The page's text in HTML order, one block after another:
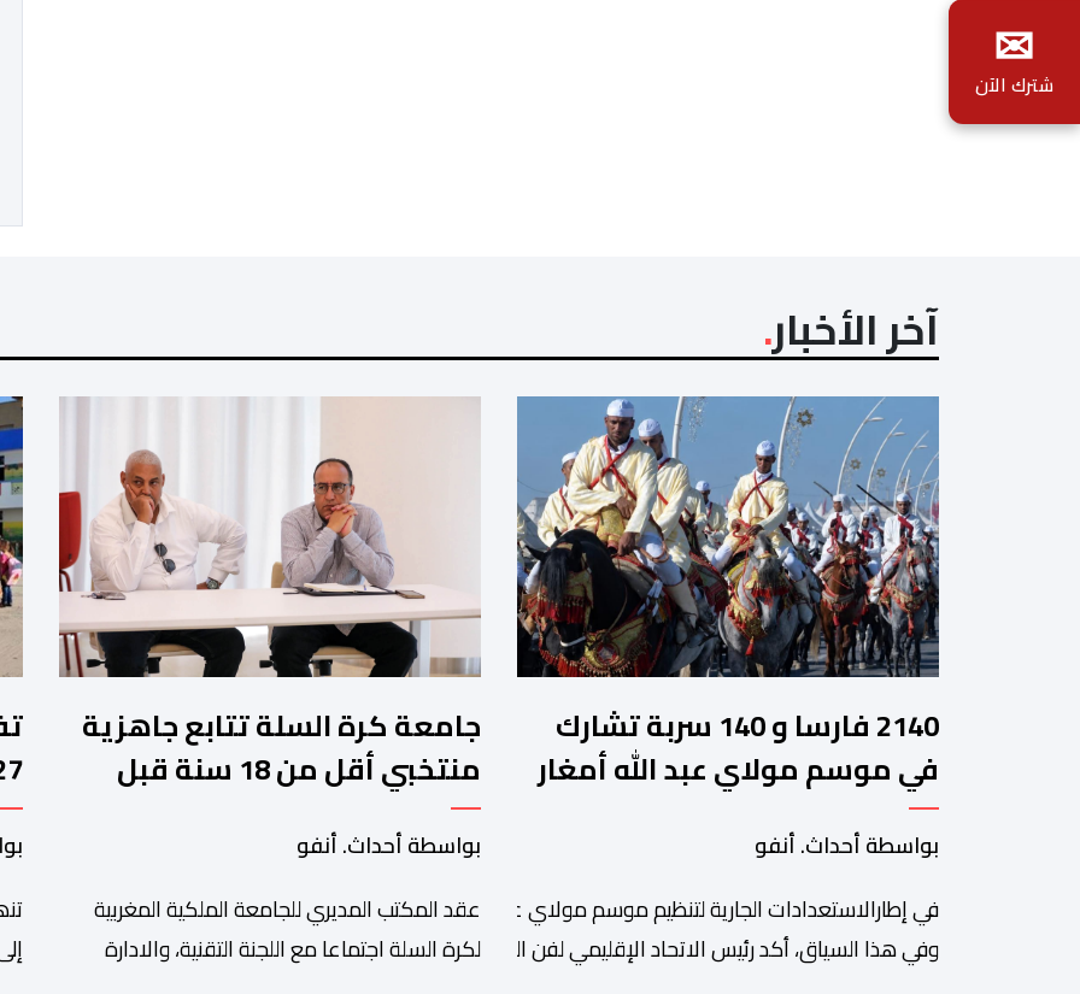
آخر الأخبار
2140 فارسا و 140 سربة تشارك
في موسم مولاي عبد الله أمغار
بواسطة أحداث. أنفو
في إطارالاستعدادات الجارية لتنظيم موسم مولاي عبد الله أمغار،تواصلت عملية إحصاء السربات المشاركة في
وفي هذا السياق، أكد رئيس الاتحاد الإقليمي لفن التبوريدة،
جامعة كرة السلة تتابع جاهزية
منتخبي أقل من 18 سنة قبل
كأس إفريقيا
بواسطة أحداث. أنفو
عقد المكتب المديري للجامعة الملكية المغربية
لكرة السلة اجتماعا مع اللجنة التقنية، والادارة
✉
شترك الآن